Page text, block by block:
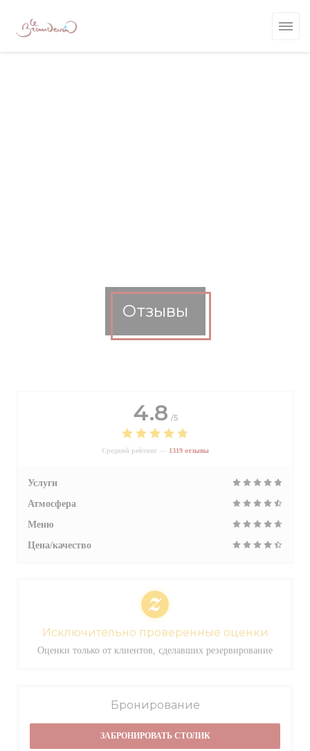
Отзывы
4.8 /5
Средний рейтинг — 1319 отзывы
Услуги
Атмосфера
Меню
Цена/качество
Исключительно проверенные оценки
Оценки только от клиентов, сделавших резервирование
Бронирование
ЗАБРОНИРОВАТЬ СТОЛИК